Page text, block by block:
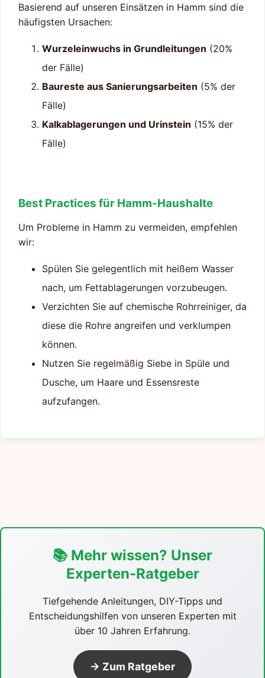
Basierend auf unseren Einsätzen in Hamm sind die
häufigsten Ursachen:
Wurzeleinwuchs in Grundleitungen (20%
der Fälle)
Baureste aus Sanierungsarbeiten (5% der
Fälle)
Kalkablagerungen und Urinstein (15% der
Fälle)
Best Practices für Hamm-Haushalte
Um Probleme in Hamm zu vermeiden, empfehlen
wir:
Spülen Sie gelegentlich mit heißem Wasser
nach, um Fettablagerungen vorzubeugen.
Verzichten Sie auf chemische Rohrreiniger, da
diese die Rohre angreifen und verklumpen
können.
Nutzen Sie regelmäßig Siebe in Spüle und
Dusche, um Haare und Essensreste
aufzufangen.
📚 Mehr wissen? Unser
Experten-Ratgeber
Tiefgehende Anleitungen, DIY-Tipps und
Entscheidungshilfen von unseren Experten mit
über 10 Jahren Erfahrung.
→ Zum Ratgeber